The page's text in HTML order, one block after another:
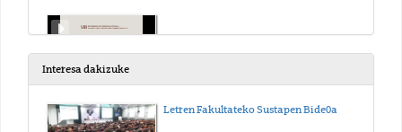
.
Interesa dakizuke
Letren Fakultateko Sustapen Bide0a